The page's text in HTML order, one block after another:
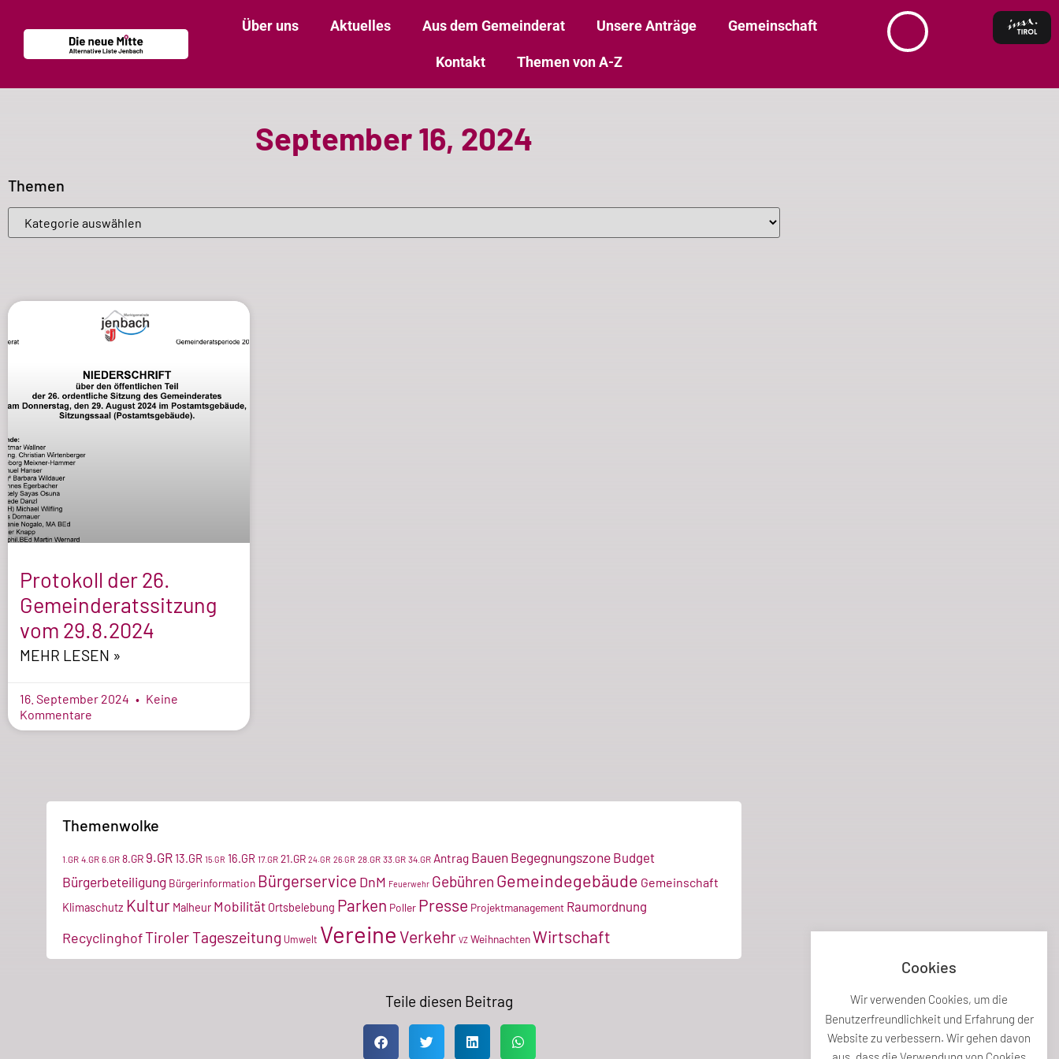
Über uns Aktuelles Aus dem Gemeinderat Unsere Anträge Gemeinschaft
Kontakt Themen von A-Z
September 16, 2024
Themen
Protokoll der 26.
Gemeinderatssitzung
vom 29.8.2024
MEHR LESEN »
16. September 2024
Keine
Kommentare
Themenwolke
1.GR 4.GR 6.GR 8.GR 9.GR 13.GR 15.GR 16.GR 17.GR 21.GR 24.GR 26.GR 28.GR 33.GR 34.GR Antrag Bauen Begegnungszone Budget
Bürgerbeteiligung Bürgerinformation Bürgerservice DnM Feuerwehr Gebühren Gemeindegebäude Gemeinschaft
Klimaschutz Kultur Malheur Mobilität Ortsbelebung Parken Poller Presse Projektmanagement Raumordnung
RecyclinghofTiroler Tageszeitung Umwelt Vereine Verkehr VZ Weihnachten Wirtschaft
Teile diesen Beitrag
Cookies
Wir verwenden Cookies, um die
Benutzerfreundlichkeit und Erfahrung der
Website zu verbessern. Wir gehen davon